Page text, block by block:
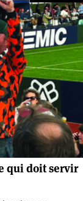
qui doit servir